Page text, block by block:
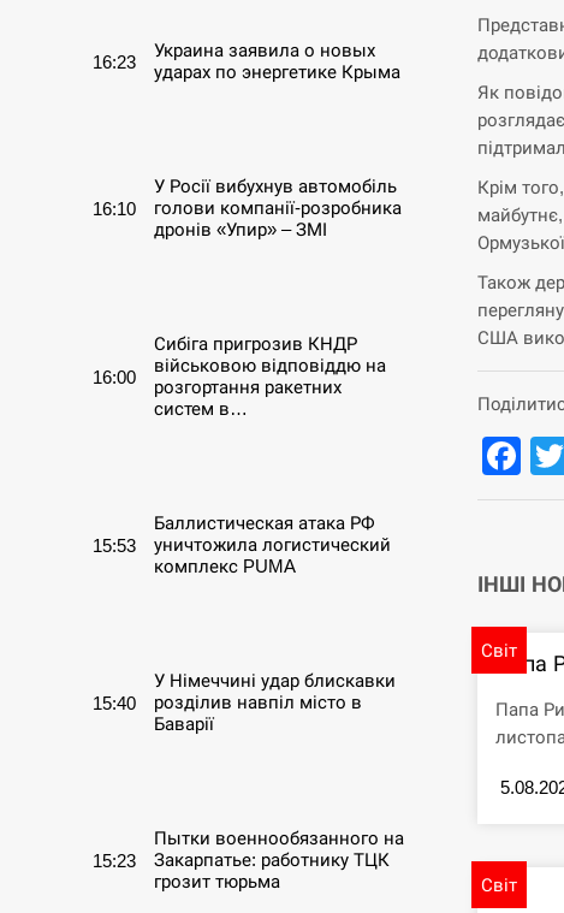
16:23
Украина заявила о новых
ударах по энергетике Крыма
16:10
У Росії вибухнув автомобіль
голови компанії-розробника
дронів «Упир» – ЗМІ
16:00
Сибіга пригрозив КНДР
військовою відповіддю на
розгортання ракетних
систем в…
15:53
Баллистическая атака РФ
уничтожила логистический
комплекс PUMA
15:40
У Німеччині удар блискавки
розділив навпіл місто в
Баварії
15:23
Пытки военнообязанного на
Закарпатье: работнику ТЦК
грозит тюрьма
Як
Крім
Також
США
ІНШІ
Світ
Папа
Папа
Світ